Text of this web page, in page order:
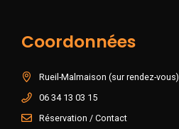
Coordonnées
Rueil-Malmaison (sur rendez-vous)
06 34 13 03 15
Réservation / Contact